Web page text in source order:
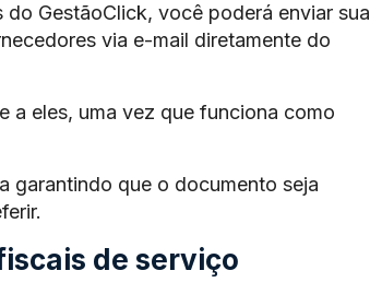
GestãoClick, você poderá enviar
via e-mail diretamente do
a eles, uma vez que funciona como
garantindo que o documento seja
de serviço